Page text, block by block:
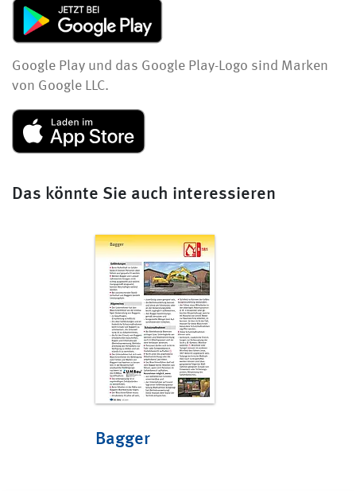
Google Play und das Google Play-Logo sind Marken
von Google LLC.
Das könnte Sie auch interessieren
Bagger